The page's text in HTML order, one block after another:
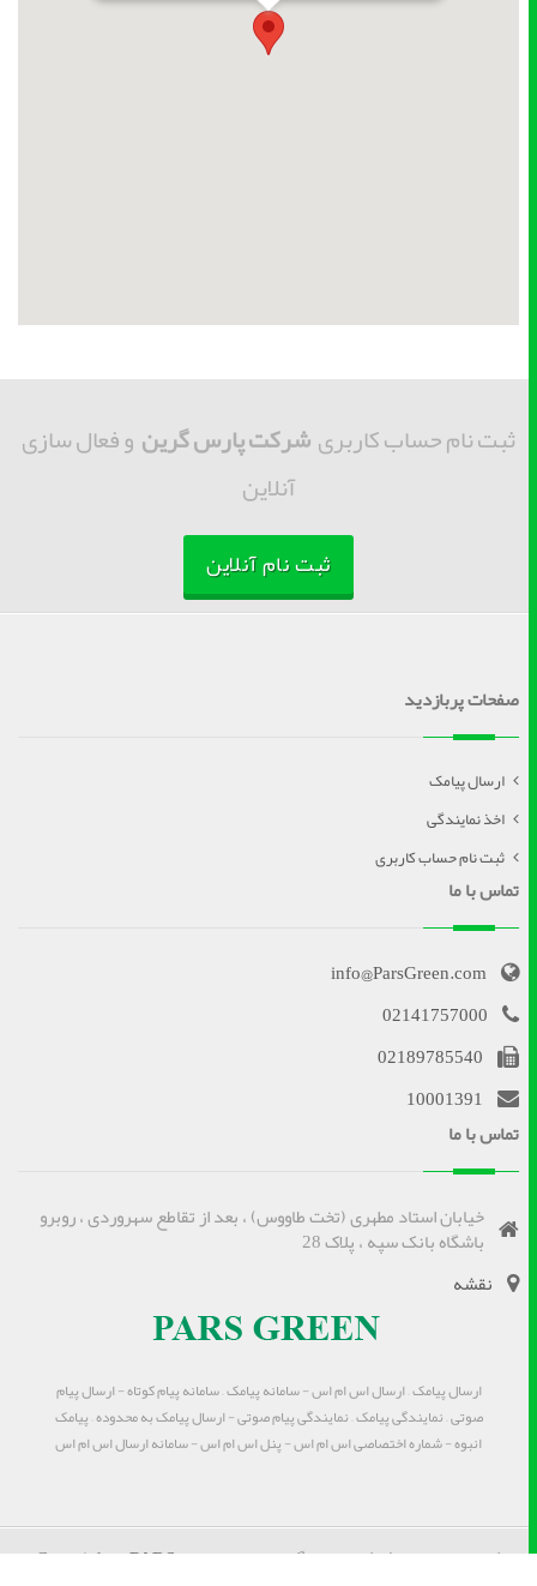
ثبت نام حساب کاربریشرکت پارس گرین و فعال سازی
آنلاین
ثبت نام آنلاین
صفحات پربازدید
ارسال پیامک
اخذ نمایندگی
ثبت نام حساب کاربری
تماس با ما
info@ParsGreen.com
02141757000
02189785540
10001391
تماس با ما
خیابان استاد مطهری (تخت طاووس) ، بعد از تقاطع سهروردی ، روبرو
باشگاه بانک سپه ، پلاک 28
نقشه
ارسال پیامک – ارسال اس ام اس - سامانه پیامک – سامانه پیام کوتاه - ارسال پیام
صوتی – نمایندگی پیامک – نمایندگی پیام صوتی - ارسال پیامک به محدوده – پیامک
انبوه - شماره اختصاصی اس ام اس - پنل اس ام اس - سامانه ارسال اس ام اس
کلیه حقوق نزد شرکت پارس گرین محفوظ است CopyrightsPARS